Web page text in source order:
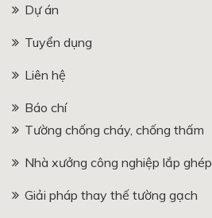
Dự án
Tuyển dụng
Liên hệ
Báo chí
Tường chống cháy, chống thấm
Nhà xưởng công nghiệp lắp ghép
Giải pháp thay thế tường gạch